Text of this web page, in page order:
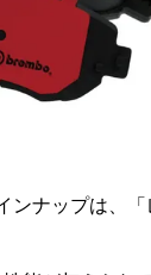
ンナップは、